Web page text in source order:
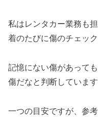
私はレンタカー業務も
着のたびに傷のチェック
記憶にない傷があって
傷だなと判断しています
一つの目安ですが、参